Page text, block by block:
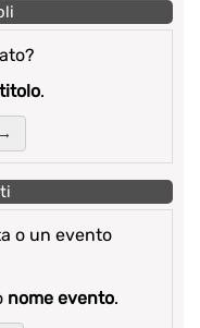
titolo.
o un evento
nome evento.